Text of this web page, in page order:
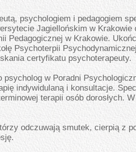
psychologiem i pedagogiem
Jagiellońskim w Krakowie
Pedagogicznej w Krakowie.
Psychoterpii
certyfikatu psychoterapeuty.
psycholog w Poradni
indywidulaną i konsultacje.
terapii osób dorosłych.
odczuwają smutek, cierpią z